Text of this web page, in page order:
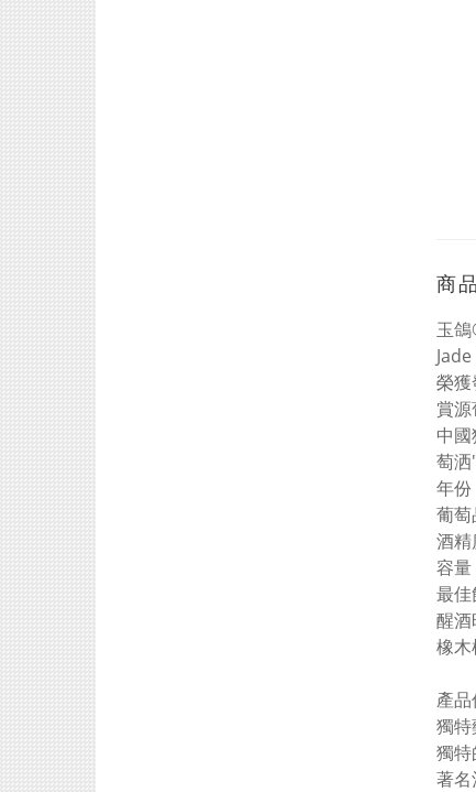
商
玉
榮
賞
中
萄洒
年
葡
酒精
容
最佳
醒
橡木
產
獨
獨
著名